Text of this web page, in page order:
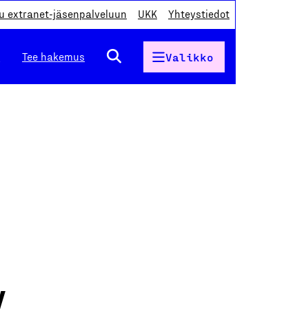
extranet-jäsenpalveluun UKK Yhteystiedot
Tee hakemus Valikko